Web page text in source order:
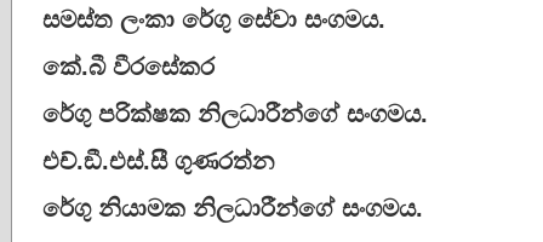
සමස්ත ලංකා රේගු සේවා සංගමය.
කේ.බී වීරසේකර
රේගු පරික්ෂක නිලධාරීන්ගේ සංගමය.
එච්.ඞී.එස්.සී ගුණරත්න
රේගු නියාමක නිලධාරීන්ගේ සංගමය.